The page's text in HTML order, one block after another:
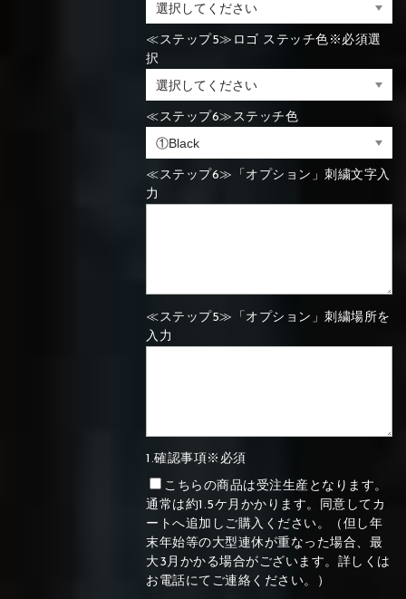
⑳Purple ㉑Violet
⑰Silver ⑱Green
≪ステップ5≫ロゴ ステッチ色※必須選
択
≪ステップ6≫ステッチ色
≪ステップ6≫「オプション」刺繍文字入
力
≪ステップ5≫「オプション」刺繍場所を
入力
1.確認事項※必須
こちらの商品は受注生産となります。
通常は約1.5ケ月かかります。同意してカ
ートへ追加しご購入ください。（但し年
末年始等の大型連休が重なった場合、最
大3月かかる場合がございます。詳しくは
お電話にてご連絡ください。）